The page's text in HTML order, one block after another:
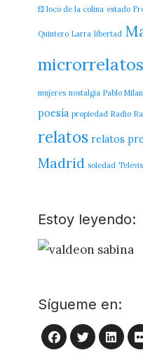
El loco de la colina estado
Quintero Larra libertad
microrrelatos
mujeres nostalgia Pablo
poesía propiedad Radio
relatos relatos
Madrid soledad
Estoy leyendo:
Sígueme en:
Facebook
Twitter